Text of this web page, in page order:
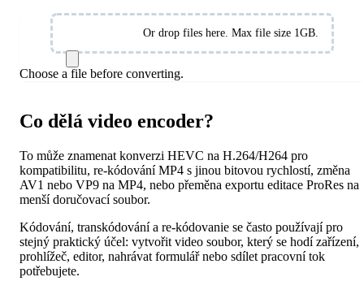
Or drop files here. Max file size 1GB.
Choose a file before converting.
Co dělá video encoder?
To může znamenat konverzi HEVC na H.264/H264 pro
kompatibilitu, re-kódování MP4 s jinou bitovou rychlostí, změna
AV1 nebo VP9 na MP4, nebo přeměna exportu editace ProRes na
menší doručovací soubor.
Kódování, transkódování a re-kódovanie se často používají pro
stejný praktický účel: vytvořit video soubor, který se hodí zařízení,
prohlížeč, editor, nahrávat formulář nebo sdílet pracovní tok
potřebujete.